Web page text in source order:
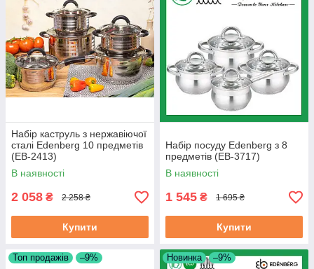
Набір каструль з нержавіючої
сталі Edenberg 10 предметів
(EB-2413)
В наявності
2 058 ₴ 2 258 ₴
Купити
Набір посуду Edenberg з 8
предметів (EB-3717)
В наявності
1 545 ₴ 1 695 ₴
Купити
Топ продажів –9% Новинка –9%